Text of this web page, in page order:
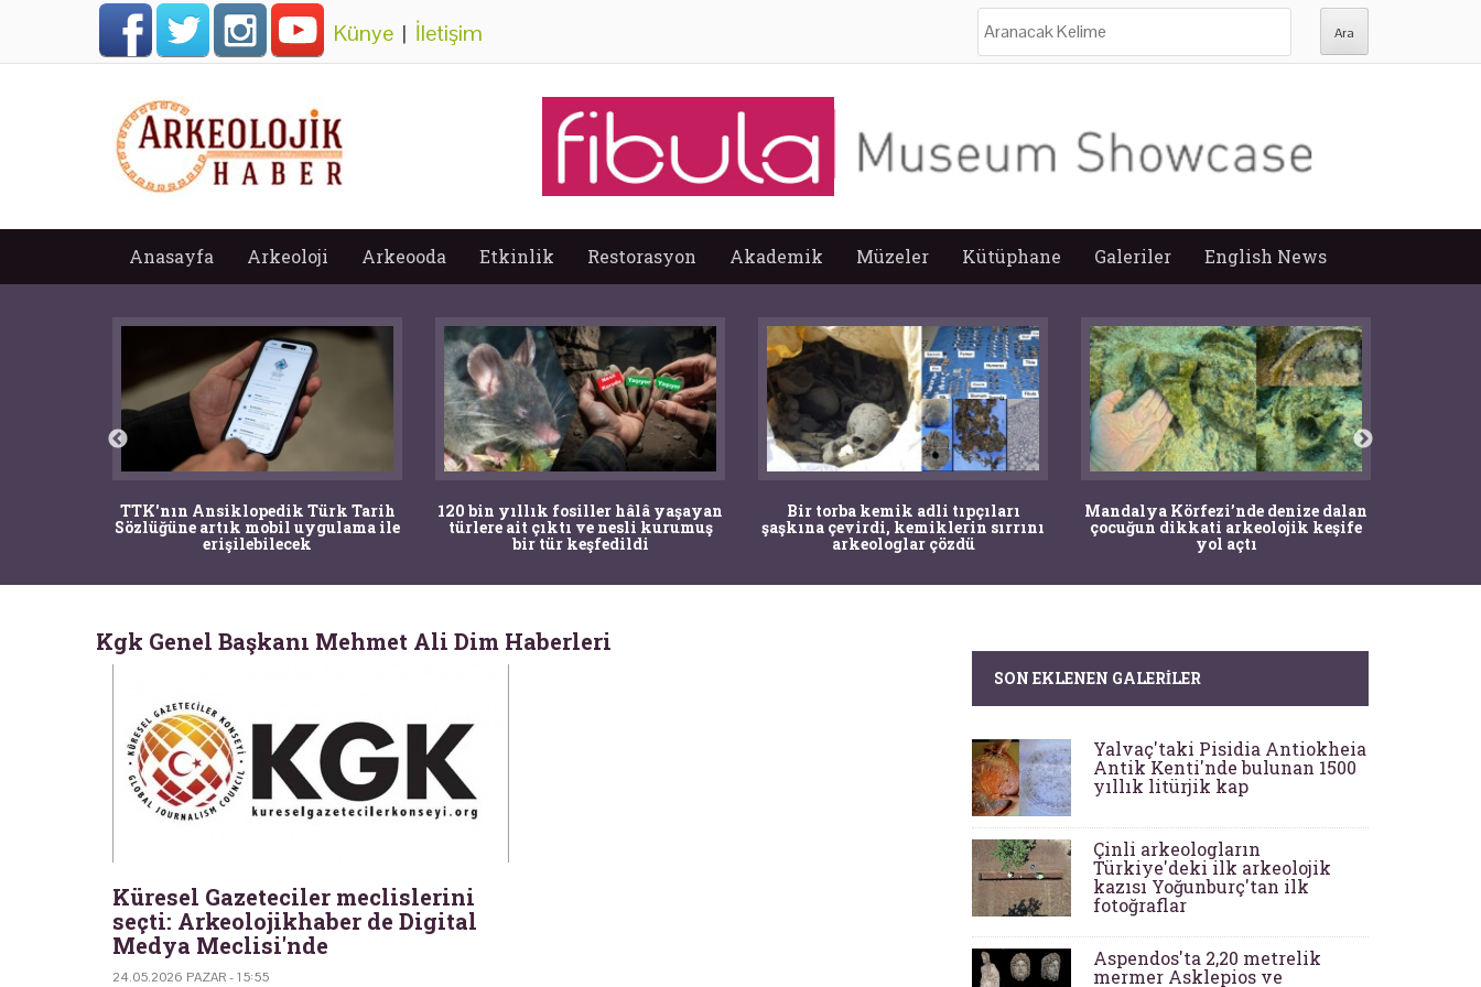
Künye | İletişim
Anasayfa Arkeoloji Arkeooda Etkinlik Restorasyon Akademik Müzeler Kütüphane Galeriler English News
TTK'nın Ansiklopedik Türk Tarih
Sözlüğüne artık mobil uygulama ile
erişilebilecek
120 bin yıllık fosiller hâlâ yaşayan
türlere ait çıktı ve nesli kurumuş
bir tür keşfedildi
Bir torba kemik adli tıpçıları
şaşkına çevirdi, kemiklerin sırrını
arkeologlar çözdü
Mandalya Körfezi’nde denize dalan
çocuğun dikkati arkeolojik keşife
yol açtı
Kgk Genel Başkanı Mehmet Ali Dim Haberleri
Küresel Gazeteciler meclislerini
seçti: Arkeolojikhaber de Digital
Medya Meclisi'nde
24.05.2026 PAZAR - 15:55
SON EKLENEN GALERILER
Yalvaç'taki Pisidia Antiokheia
Antik Kenti'nde bulunan 1500
yıllık litürjik kap
Çinli arkeologların
Türkiye'deki ilk arkeolojik
kazısı Yoğunburç'tan ilk
fotoğraflar
Aspendos'ta 2,20 metrelik
mermer Asklepios ve